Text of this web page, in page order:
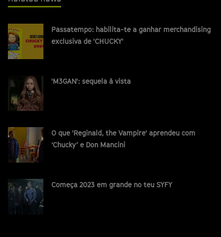
Passatempo: habilita-te a ganhar merchandising
exclusiva de 'CHUCKY'
'M3GAN': sequela à vista
O que 'Reginald, the Vampire' aprendeu com
‘Chucky’ e Don Mancini
Começa 2023 em grande no teu SYFY